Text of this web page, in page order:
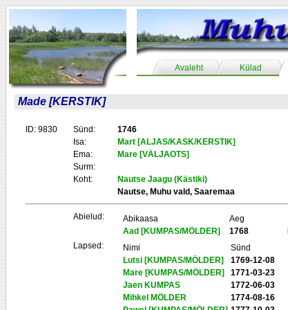
Avaleht Külad
Made [KERSTIK]
ID: 9830 Sünd:
1746
Isa:
Mart [ALJAS/KASK/KERSTIK]
Ema:
Mare [VÄLJAOTS]
Surm:
Koht:
Nautse Jaagu (Kästiki)
Nautse, Muhu vald, Saaremaa
Abielud: Abikaasa Aeg
Aad [KUMPAS/MÖLDER]
1768
Lapsed:
Nimi
Sünd
Lutsi [KUMPAS/MÖLDER]
1769-12-08
Mare [KUMPAS/MÖLDER]
1771-03-23
Jaen KUMPAS
1772-06-03
Mihkel MÖLDER
1774-08-16